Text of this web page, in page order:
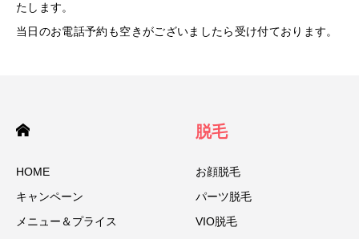
たします。
当日のお電話予約も空きがございましたら受け付ております。
HOME
キャンペーン
メニュー＆プライス
脱毛
お顔脱毛
パーツ脱毛
VIO脱毛